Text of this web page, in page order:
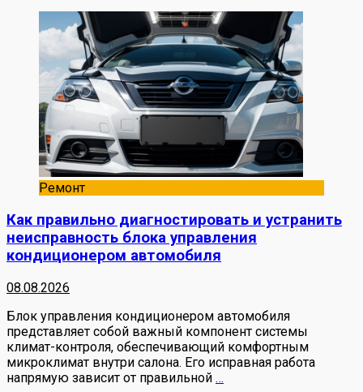
Ремонт
Как правильно диагностировать и устранить
неисправность блока управления
кондиционером автомобиля
08.08.2026
Блок управления кондиционером автомобиля
представляет собой важный компонент системы
климат-контроля, обеспечивающий комфортным
микроклимат внутри салона. Его исправная работа
напрямую зависит от правильной …